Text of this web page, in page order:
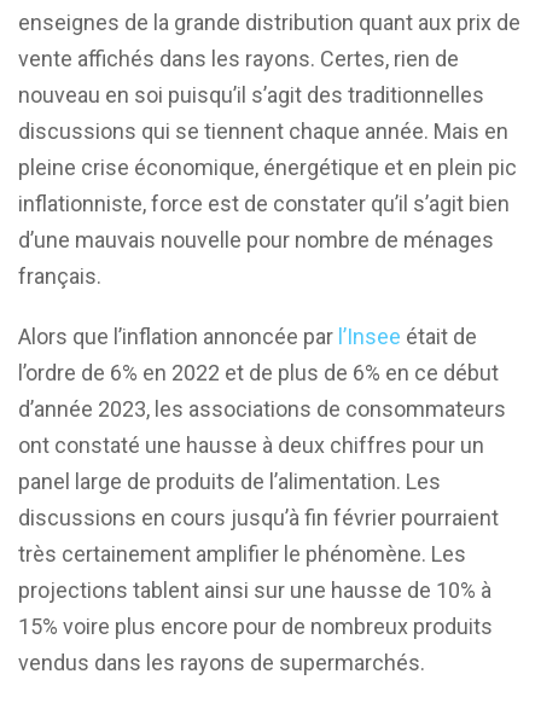
enseignes de la grande distribution quant aux prix de
vente affichés dans les rayons. Certes, rien de
nouveau en soi puisqu’il s’agit des traditionnelles
discussions qui se tiennent chaque année. Mais en
pleine crise économique, énergétique et en plein pic
inflationniste, force est de constater qu’il s’agit bien
d’une mauvais nouvelle pour nombre de ménages
français.
Alors que l’inflation annoncée par l’Insee était de
l’ordre de 6% en 2022 et de plus de 6% en ce début
d’année 2023, les associations de consommateurs
ont constaté une hausse à deux chiffres pour un
panel large de produits de l’alimentation. Les
discussions en cours jusqu’à fin février pourraient
très certainement amplifier le phénomène. Les
projections tablent ainsi sur une hausse de 10% à
15% voire plus encore pour de nombreux produits
vendus dans les rayons de supermarchés.